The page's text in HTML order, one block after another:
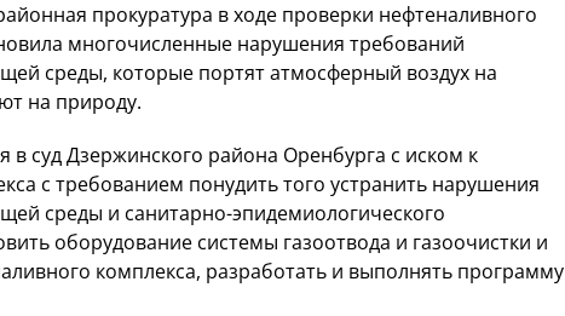
прокуратура в ходе проверки нефтеналивного
многочисленные нарушения требований
среды, которые портят атмосферный воздух на
на природу.
в суд Дзержинского района Оренбурга с иском к
с требованием понудить того устранить нарушения
среды и санитарно-эпидемиологического
оборудование системы газоотвода и газоочистки и
комплекса, разработать и выполнять программу